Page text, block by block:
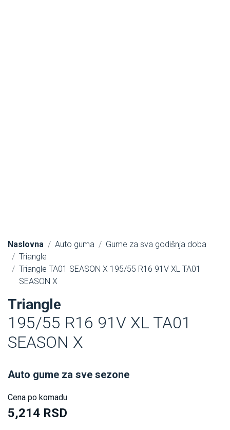
Naslovna Auto guma
Gume za sva godišnja doba
Triangle
Triangle TA01 SEASON X 195/55 R16 91V XL TA01
SEASON X
Triangle
195/55 R16 91V XL TA01
SEASON X
Auto gume za sve sezone
Cena po komadu
5,214 RSD